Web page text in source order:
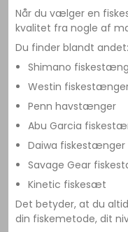
Når du vælger en
kvalitet fra nogle af
Du finder blandt andet:
Shimano
Westin
Penn havstænger
Abu Garcia
Daiwa fiskestænger
Savage Gear
Kinetic fiskesæt
Det betyder, at du
din fiskemetode, dit